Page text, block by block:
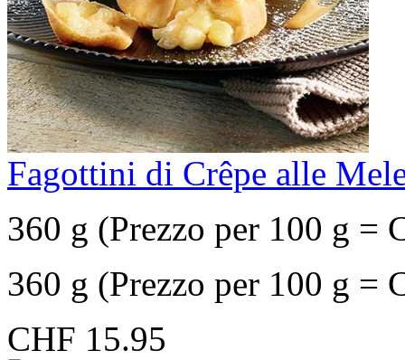
Fagottini di Crêpe alle
360 g (Prezzo per 100 g =
360 g (Prezzo per 100 g =
CHF 15.95